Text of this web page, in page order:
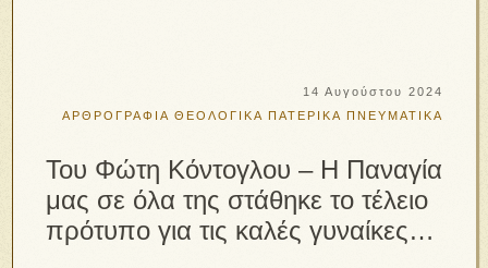
14 Αυγούστου 2024
ΑΡΘΡΟΓΡΑΦΙΑ ΘΕΟΛΟΓΙΚΑ ΠΑΤΕΡΙΚΑ ΠΝΕΥΜΑΤΙΚΑ
Του Φώτη Κόντογλου – Η Παναγία
μας σε όλα της στάθηκε τo τέλειο
πρότυπο για τις καλές γυναίκες…